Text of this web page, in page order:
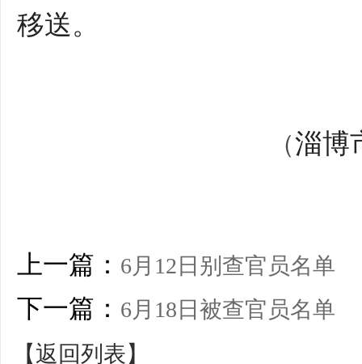
移送。
（淄博
上一篇： 6月12日别查官员名单
下一篇： 6月18日被查官员名单
【返回列表】